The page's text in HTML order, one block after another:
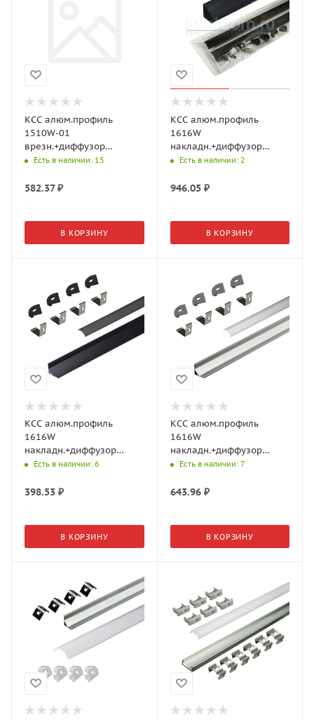
КСС алюм.профиль
1510W-01
врезн.+диффузор
полумат., 3+3 загл., L=3м,
(GLS)
Есть в наличии: 15
582.37₽
В КОРЗИНУ
КСС алюм.профиль
1616W
накладн.+диффузор
дуга+4 клипсы+ загл.,
19.143.39.508 (GLS)
Есть в наличии: 2
946.05₽
В КОРЗИНУ
КСС алюм.профиль
1616W
накладн.+диффузор
дуга+4 клипсы+4 загл.,
17.800.00.396 (GLS)
Есть в наличии: 6
398.53 ₽
В КОРЗИНУ
КСС алюм.профиль
1616W
накладн.+диффузор
дуга+6 клипс+6 загл.,
19.143.39.326 (GLS)
Есть в наличии: 7
643.96₽
В КОРЗИНУ